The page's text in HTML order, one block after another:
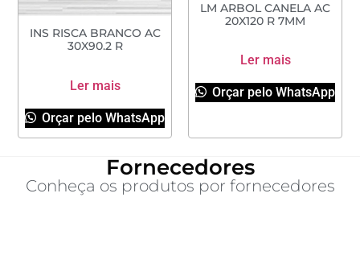
INS RISCA BRANCO AC
30X90.2 R
Ler mais
Orçar pelo WhatsApp
LM ARBOL CANELA AC
20X120 R 7MM
Ler mais
Orçar pelo WhatsApp
Fornecedores
Conheça os produtos por fornecedores